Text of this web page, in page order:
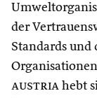
der
Standards und
austria hebt